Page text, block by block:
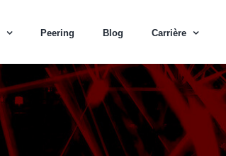
Peering Blog Carrière